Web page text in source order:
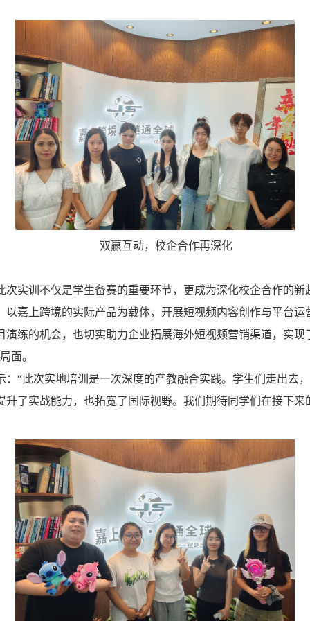
双赢互动，校企合作再深化
次实训不仅是学生备赛的重要环节，更成为深化校企合作的新
以嘉上跨境的实际产品为载体，开展短视频内容创作与平台运
演练的机会，也切实助力企业拓展海外短视频营销渠道，实现
面。
：“此次实地培训是一次深度的产教融合实践。学生们走出去
升了实战能力，也拓宽了国际视野。我们期待同学们在接下来